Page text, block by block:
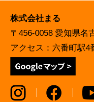
株式会社まる
〒456-0058 愛知県名
アクセス：六番町駅4